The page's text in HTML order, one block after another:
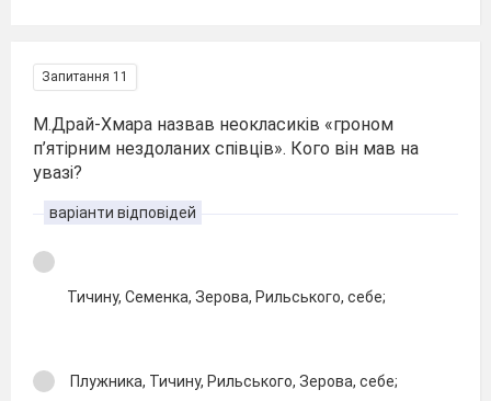
Запитання 11
М.Драй-Хмара назвав неокласиків «гроном
п’ятірним нездоланих співців». Кого він мав на
увазі?
варіанти відповідей
Тичину, Семенка, Зерова, Рильського, себе;
Плужника, Тичину, Рильського, Зерова, себе;